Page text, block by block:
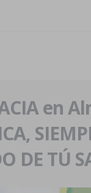
en
DE TÚ